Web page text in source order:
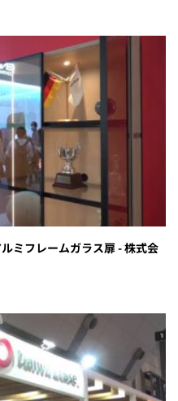
ミフレームガラス扉 - 株式会